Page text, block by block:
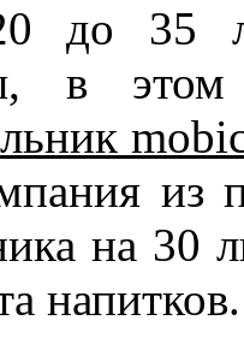
до 35
в
из
на 30
напитков.